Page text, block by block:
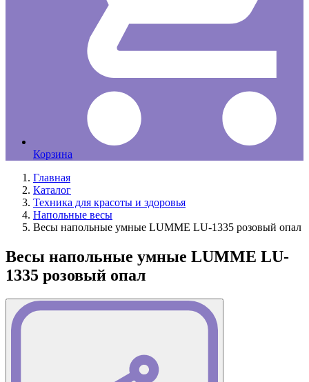
Корзина
Главная
Каталог
Техника для красоты и здоровья
Напольные весы
Весы напольные умные LUMME LU-1335 розовый опал
Весы напольные умные LUMME LU-
1335 розовый опал